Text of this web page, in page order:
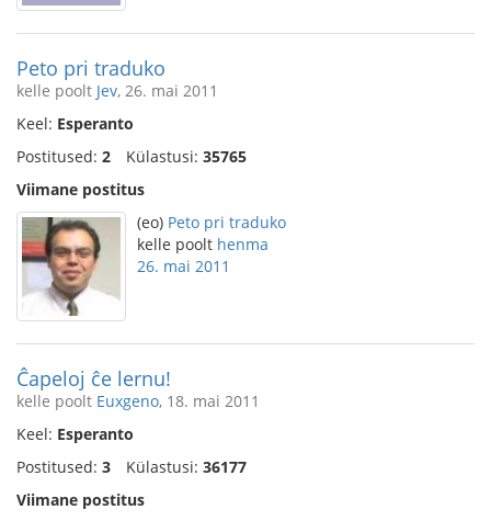
Peto pri traduko
kelle poolt Jev, 26. mai 2011
Keel: Esperanto
Postitused: 2 Külastusi: 35765
Viimane postitus
(eo) Peto pri traduko
kelle poolt henma
26. mai 2011
Ĉapeloj ĉe lernu!
kelle poolt Euxgeno, 18. mai 2011
Keel: Esperanto
Postitused: 3 Külastusi: 36177
Viimane postitus